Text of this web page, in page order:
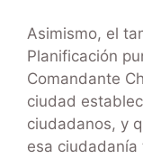
Asimismo, el
Planificación
Comandante
ciudad
ciudadanos, y
esa